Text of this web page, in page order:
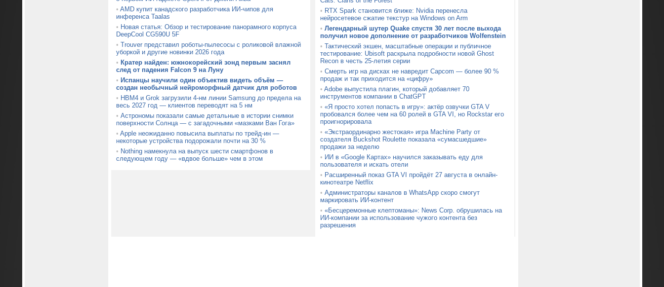
• AMD купит канадского разработчика ИИ-чипов для
инференса Taalas
• Новая статья: Обзор и тестирование панорамного корпуса
DeepCool CG590U 5F
• Trouver представил роботы-пылесосы с роликовой влажной
уборкой и другие новинки 2026 года
• Кратер найден: южнокорейский зонд первым заснял
след от падения Falcon 9 на Луну
• Испанцы научили один объектив видеть объём —
создан необычный нейроморфный датчик для роботов
• HBM4 и Grok загрузили 4-нм линии Samsung до предела на
весь 2027 год — клиентов переводят на 5 нм
• Астрономы показали самые детальные в истории снимки
поверхности Солнца — с загадочными «мазками Ван Гога»
• Apple неожиданно повысила выплаты по трейд-ин —
некоторые устройства подорожали почти на 30 %
• Nothing намекнула на выпуск шести смартфонов в
следующем году — «вдвое больше» чем в этом
• RTX Spark становится ближе: Nvidia перенесла
нейросетевое сжатие текстур на Windows on Arm
• Легендарный шутер Quake спустя 30 лет после выхода
получил новое дополнение от разработчиков Wolfenstein
• Тактический экшен, масштабные операции и публичное
тестирование: Ubisoft раскрыла подробности новой Ghost
Recon в честь 25-летия серии
• Смерть игр на дисках не навредит Capcom — более 90 %
продаж и так приходится на «цифру»
• Adobe выпустила плагин, который добавляет 70
инструментов компании в ChatGPT
• «Я просто хотел попасть в игру»: актёр озвучки GTA V
пробовался более чем на 60 ролей в GTA VI, но Rockstar его
проигнорировала
• «Экстраординарно жестокая» игра Machine Party от
создателя Buckshot Roulette показала «сумасшедшие»
продажи за неделю
• ИИ в «Google Картах» научился заказывать еду для
пользователя и искать отели
• Расширенный показ GTA VI пройдёт 27 августа в онлайн-
кинотеатре Netflix
• Администраторы каналов в WhatsApp скоро смогут
маркировать ИИ-контент
• «Бесцеремонные клептоманы»: News Corp. обрушилась на
ИИ-компании за использование чужого контента без
разрешения